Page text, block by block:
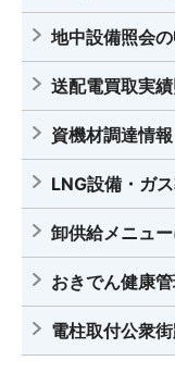
地中設備照会
送配電買取実
資機材調達情報
LNG設備・ガ
卸供給メニュ
おきでん健康
電柱取付公衆